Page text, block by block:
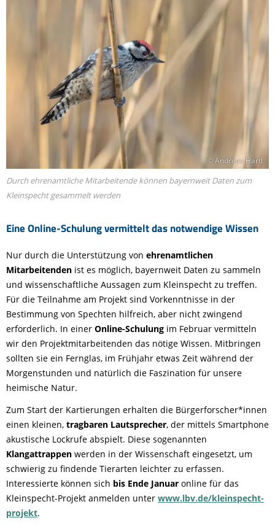
Eine Online-Schulung vermittelt das notwendige Wissen
© Andreas Hartl
Durch ehrenamtliche Mitarbeitende können bayernweit Daten zum
Kleinspecht gesammelt werden
Nur durch die Unterstützung von ehrenamtlichen
Mitarbeitenden ist es möglich, bayernweit Daten zu sammeln
und wissenschaftliche Aussagen zum Kleinspecht zu treffen.
Für die Teilnahme am Projekt sind Vorkenntnisse in der
Bestimmung von Spechten hilfreich, aber nicht zwingend
erforderlich. In einer Online-Schulung im Februar vermitteln
wir den Projektmitarbeitenden das nötige Wissen. Mitbringen
sollten sie ein Fernglas, im Frühjahr etwas Zeit während der
Morgenstunden und natürlich die Faszination für unsere
heimische Natur.
Zum Start der Kartierungen erhalten die Bürgerforscher*innen
einen kleinen, tragbaren Lautsprecher, der mittels Smartphone
akustische Lockrufe abspielt. Diese sogenannten
Klangattrappen werden in der Wissenschaft eingesetzt, um
schwierig zu findende Tierarten leichter zu erfassen.
Interessierte können sich bis Ende Januar online für das
Kleinspecht-Projekt anmelden unter www.lbv.de/kleinspecht-
projekt.